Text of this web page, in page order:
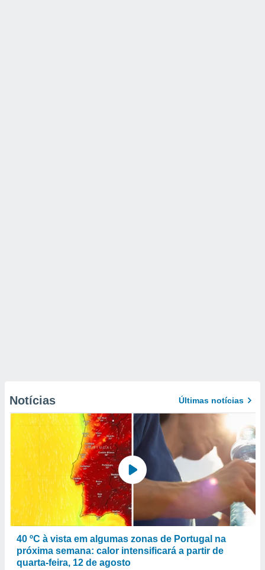
Notícias Últimas notícias
40 ºC à vista em algumas zonas de Portugal na
próxima semana: calor intensificará a partir de
quarta-feira, 12 de agosto